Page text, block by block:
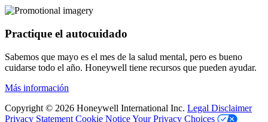
Practique el autocuidado
Sabemos que mayo es el mes de la salud mental, pero es bueno
cuidarse todo el año. Honeywell tiene recursos que pueden ayudar.
Más información
Copyright © 2026 Honeywell International Inc. Legal Disclaimer
Privacy Statement Cookie NoticeYour Privacy Choices